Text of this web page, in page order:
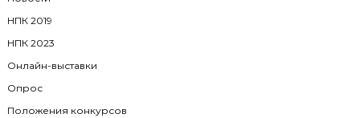
НПК 2019
НПК 2023
Онлайн-выставки
Опрос
Положения конкурсов